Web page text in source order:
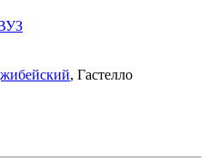
, Гастелло